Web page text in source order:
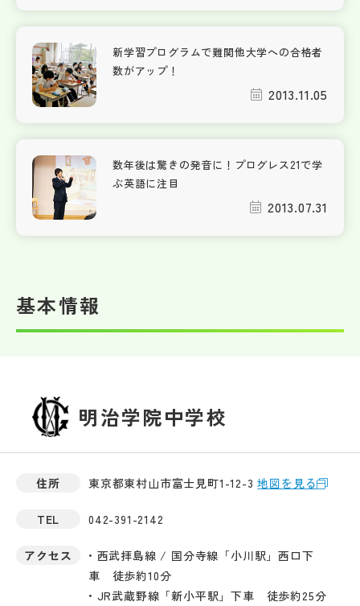
新学習プログラムで難関他大学への合格者
数がアップ！
2013.11.05
数年後は驚きの発音に！プログレス21で学
ぶ英語に注目
2013.07.31
基本情報
明治学院中学校
住所 東京都東村山市富士見町1-12-3地図を見る
TEL 042-391-2142
アクセス
• 西武拝島線 / 国分寺線「小川駅」西口下
車 徒歩約10分
• JR武蔵野線「新小平駅」下車 徒歩約25分